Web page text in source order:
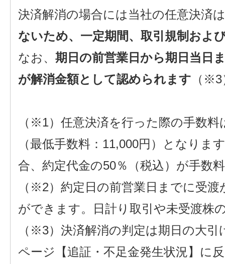
決済解消の場合には当社の任意決済
ないため、一定期間、取引規制およ
なお、 期日の前営業日から期日当日
が解消金額として認められます （※3
（※1）任意決済を行った際の手数
（最低手数料：11,000円）となりま
合、約定代金の50％（税込）が手数
（※2）約定日の前営業日までに受
ができます。日計り取引や未受渡株
（※3）決済解消の判定は期日の大
ページ【追証・不足金発生状況】に